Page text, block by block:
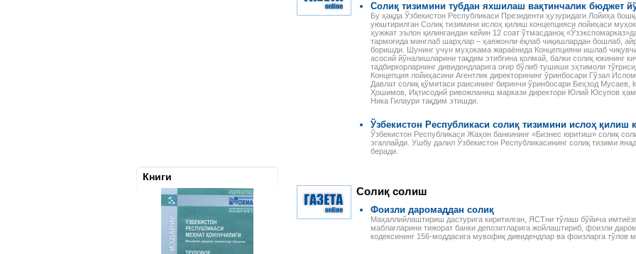
Книги
Солиқ тизимини тубдан яхшилаш вақтинчалик бюджет
Бу ҳақда Ўзбекистон Республикаси Президенти ҳузуридаги Лойиҳа
уюштирилган Солиқ тизимини ислоҳ қилиш концепцияси лойиҳаси
ҳужжат эълон қилингандан кейин 12 соат ўтмасданоқ
тармоғида минглаб шарҳлар – ҳаяжонли ёқлаб чиқишлардан бошлаб,
боришди. Шунинг учун муҳокама жараёнида Концепцияни ишлаб
асосий йўналишларини тақдим этибгина қолмай, балки солиқ юкининг
тадбиркорларнинг дивидендларига оғир бўлиб тушиши эҳтимоли
Концепция лойиҳасини Агентлик директорининг ўринбосари Гўзал
Давлат солиқ қўмитаси раисининг биринчи ўринбосари Беҳзод
Ҳошимов, Иқтисодий ривожланиш маркази директори Юлий Юсупов
Ника Гилаури тақдим этишди.
Ўзбекистон Республикаси солиқ тизимини ислоҳ қилиш
Ўзбекистон Республикаси Жаҳон банкининг «Бизнес юритиш» солиқ
эгаллайди. Ушбу далил Ўзбекистон Республикасининг солиқ тизими
беради.
Солиқ солиш
Фоизли даромаддан солиқ
Маҳаллийлаштириш дастурига киритилган, ЯСТни тўлаш бўйича
маблағларини тижорат банки депозитларига жойлаштириб, фоизли
кодексининг 156-моддасига мувофиқ дивидендлар ва фоизларга тўлов